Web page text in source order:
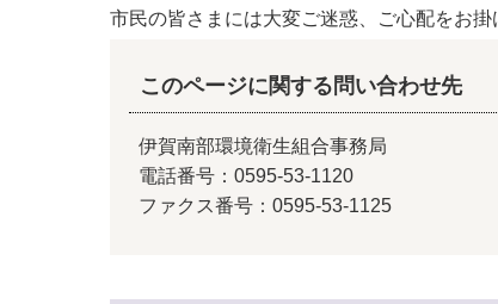
市民の皆さまには大変ご迷惑、ご心配をお
このページに関する問い合わせ先
伊賀南部環境衛生組合事務局
電話番号：0595-53-1120
ファクス番号：0595-53-1125